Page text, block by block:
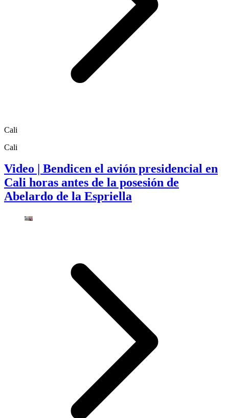
Cali
Cali
Video | Bendicen el avión presidencial en
Cali horas antes de la posesión de
Abelardo de la Espriella